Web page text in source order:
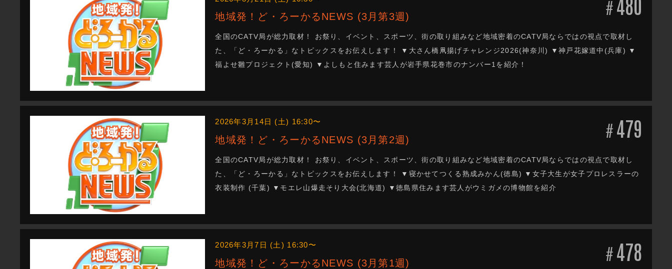
#
地域発！ど・ろーかるNEWS (3月第3週)
全国のCATV局が総力取材！ お祭り、イベント、スポーツ、街の取り組みなど地域密着のCATV局ならではの視点で取材し
た、「ど・ろーかる」なトピックスをお伝えします！ ▼大さん橋凧揚げチャレンジ2026(神奈川) ▼神戸花嫁道中(兵庫) ▼
福よせ雛プロジェクト(愛知) ▼よしもと住みます芸人が岩手県花巻市のナンバー1を紹介！
#479
2026年3月14日 (土) 16:30〜
地域発！ど・ろーかるNEWS (3月第2週)
全国のCATV局が総力取材！ お祭り、イベント、スポーツ、街の取り組みなど地域密着のCATV局ならではの視点で取材し
た、「ど・ろーかる」なトピックスをお伝えします！ ▼寝かせてつくる熟成みかん(徳島) ▼女子大生が女子プロレスラーの
衣装制作 (千葉) ▼モエレ山爆走そり大会(北海道) ▼徳島県住みます芸人がウミガメの博物館を紹介
#478
2026年3月7日 (土) 16:30〜
地域発！ど・ろーかるNEWS (3月第1週)